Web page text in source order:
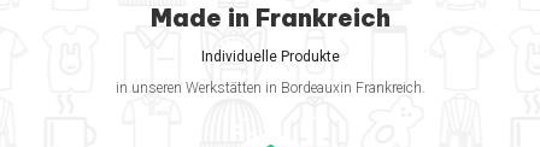
Made in Frankreich
Individuelle Produkte
in unseren Werkstätten in Bordeauxin Frankreich.